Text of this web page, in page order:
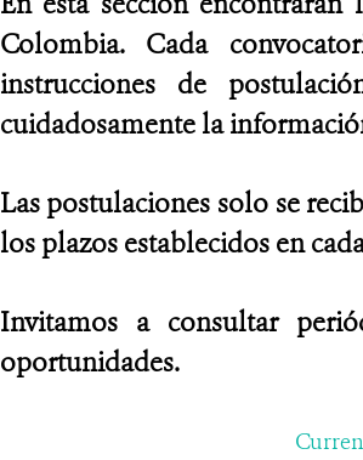
Colombia. Cada
instrucciones de
cuidadosamente la
Las postulaciones solo se
los plazos establecidos en
Invitamos a consultar
oportunidades.